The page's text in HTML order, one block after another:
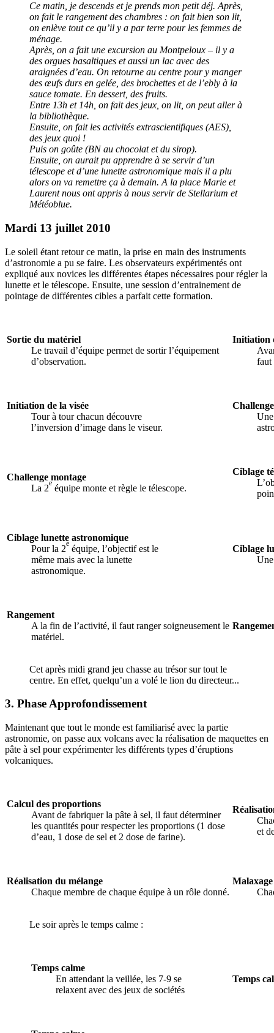
Ce matin, je descends et je prends mon petit déj. Après,
on fait le rangement des chambres : on fait bien son lit,
on enlève tout ce qu’il y a par terre pour les femmes de
ménage.
Après, on a fait une excursion au Montpeloux – il y a
des orgues basaltiques et aussi un lac avec des
araignées d’eau. On retourne au centre pour y manger
des œufs durs en gelée, des brochettes et de l’ebly à la
sauce tomate. En dessert, des fruits.
Entre 13h et 14h, on fait des jeux, on lit, on peut aller à
la bibliothèque.
Ensuite, on fait les activités extrascientifiques (AES),
des jeux quoi !
Puis on goûte (BN au chocolat et du sirop).
Ensuite, on aurait pu apprendre à se servir d’un
télescope et d’une lunette astronomique mais il a plu
alors on va remettre ça à demain. A la place Marie et
Laurent nous ont appris à nous servir de Stellarium et
Météoblue.
Mardi 13 juillet 2010
Le soleil étant retour ce matin, la prise en main des instruments
d’astronomie a pu se faire. Les observateurs expérimentés ont
expliqué aux novices les différentes étapes nécessaires pour régler la
lunette et le télescope. Ensuite, une session d’entrainement de
pointage de différentes cibles a parfait cette formation.
Sortie du matériel
Le travail d’équipe permet de sortir l’équipement
d’observation.
Initiation
faut
Initiation de la visée
Tour à tour chacun découvre
l’inversion d’image dans le viseur.
Challenge montage
La 2e équipe monte et règle le télescope.
Ciblage
Ciblage lunette astronomique
Pour la 2e équipe, l’objectif est le
même mais avec la lunette
astronomique.
Ciblage
Rangement
A la fin de l’activité, il faut ranger soigneusement le
matériel.
Cet après midi grand jeu chasse au trésor sur tout le
centre. En effet, quelqu’un a volé le lion du directeur...
3. Phase Approfondissement
Maintenant que tout le monde est familiarisé avec la partie
astronomie, on passe aux volcans avec la réalisation de maquettes en
pâte à sel pour expérimenter les différents types d’éruptions
volcaniques.
Calcul des proportions
Avant de fabriquer la pâte à sel, il faut déterminer
les quantités pour respecter les proportions (1 dose
d’eau, 1 dose de sel et 2 dose de farine).
et
Réalisation du mélange
Chaque membre de chaque équipe à un rôle donné.
Malaxage
Le soir après le temps calme :
Temps calme
En attendant la veillée, les 7-9 se
relaxent avec des jeux de sociétés
Temps